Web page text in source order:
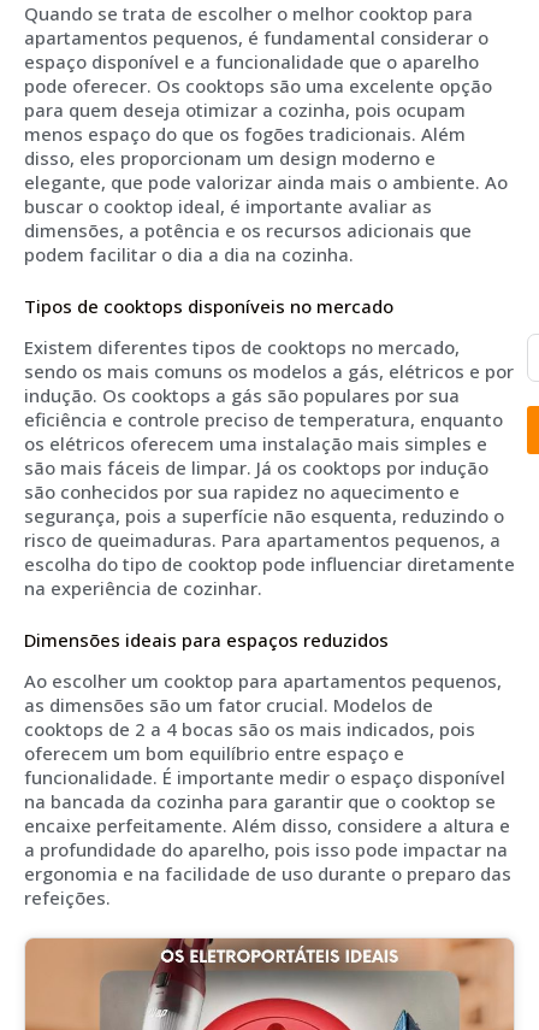
Quando se trata de escolher o melhor cooktop para
apartamentos pequenos, é fundamental considerar o
espaço disponível e a funcionalidade que o aparelho
pode oferecer. Os cooktops são uma excelente opção
para quem deseja otimizar a cozinha, pois ocupam
menos espaço do que os fogões tradicionais. Além
disso, eles proporcionam um design moderno e
elegante, que pode valorizar ainda mais o ambiente. Ao
buscar o cooktop ideal, é importante avaliar as
dimensões, a potência e os recursos adicionais que
podem facilitar o dia a dia na cozinha.
Tipos de cooktops disponíveis no mercado
Existem diferentes tipos de cooktops no mercado,
sendo os mais comuns os modelos a gás, elétricos e por
indução. Os cooktops a gás são populares por sua
eficiência e controle preciso de temperatura, enquanto
os elétricos oferecem uma instalação mais simples e
são mais fáceis de limpar. Já os cooktops por indução
são conhecidos por sua rapidez no aquecimento e
segurança, pois a superfície não esquenta, reduzindo o
risco de queimaduras. Para apartamentos pequenos, a
escolha do tipo de cooktop pode influenciar diretamente
na experiência de cozinhar.
Dimensões ideais para espaços reduzidos
Ao escolher um cooktop para apartamentos pequenos,
as dimensões são um fator crucial. Modelos de
cooktops de 2 a 4 bocas são os mais indicados, pois
oferecem um bom equilíbrio entre espaço e
funcionalidade. É importante medir o espaço disponível
na bancada da cozinha para garantir que o cooktop se
encaixe perfeitamente. Além disso, considere a altura e
a profundidade do aparelho, pois isso pode impactar na
ergonomia e na facilidade de uso durante o preparo das
refeições.